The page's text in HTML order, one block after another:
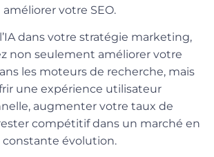
améliorer votre SEO.
dans votre stratégie marketing,
non seulement améliorer votre
les moteurs de recherche, mais
une expérience utilisateur
augmenter votre taux de
compétitif dans un marché en
constante évolution.